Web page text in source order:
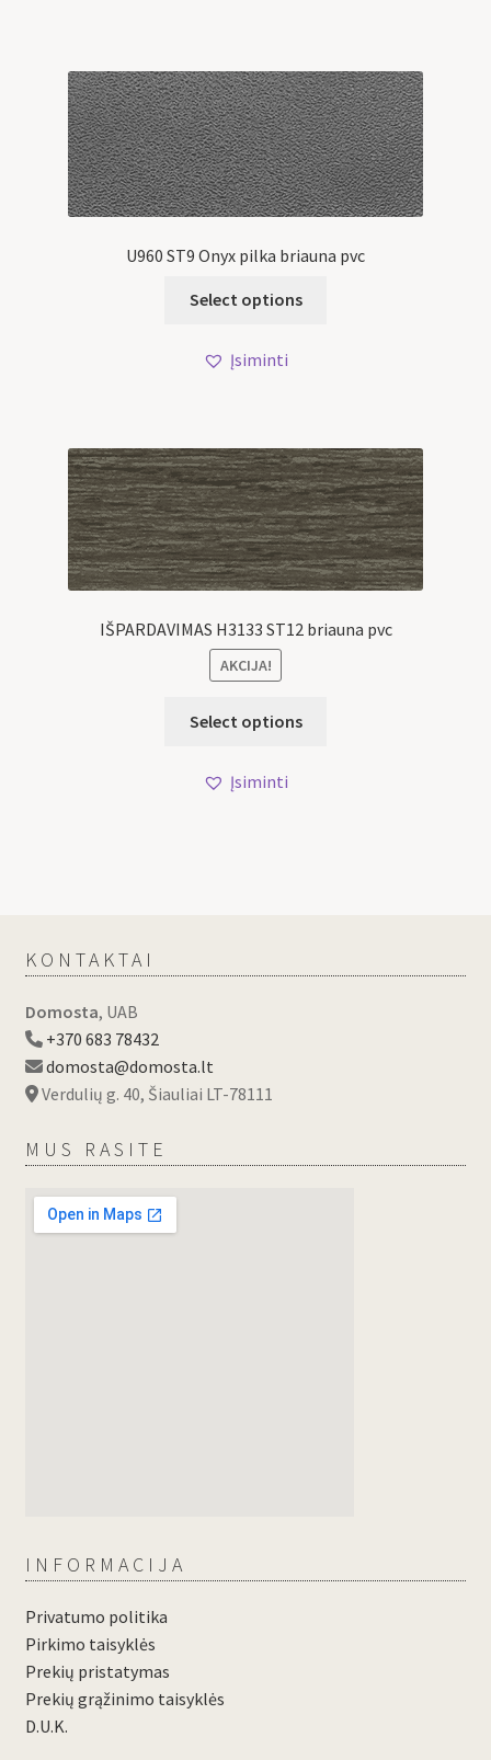
U960 ST9 Onyx pilka briauna pvc
Select options
Įsiminti
IŠPARDAVIMAS H3133 ST12 briauna pvc
AKCIJA!
Select options
Įsiminti
KONTAKTAI
Domosta, UAB
+370 683 78432
domosta@domosta.lt
Verdulių g. 40, Šiauliai LT-78111
MUS RASITE
INFORMACIJA
Privatumo politika
Pirkimo taisyklės
Prekių pristatymas
Prekių grąžinimo taisyklės
D.U.K.